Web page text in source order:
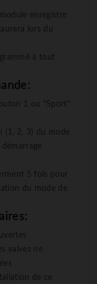
enregistre
lors du
à tout
1 ou "Sport"
(1, 2, 3) du mode
5 fois pour
du mode de
valves ne
de ce